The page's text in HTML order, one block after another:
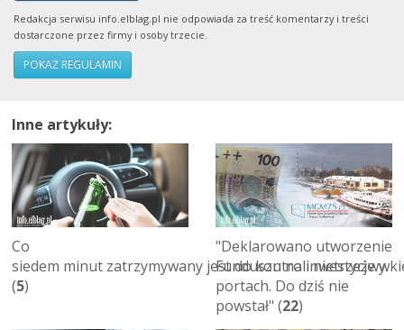
Redakcja serwisu info.elblag.pl nie odpowiada za treść komentarzy i treści
dostarczone przez firmy i osoby trzecie.
POKAŻ REGULAMIN
Inne artykuły:
Co
siedem minut zatrzymywany jest do kontroli nietrzeźwy
(5)
"Deklarowano utworzenie
Funduszu na inwestycje w
portach. Do dziś nie
powstał" (22)